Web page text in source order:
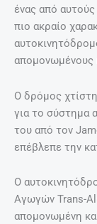
ένας από αυτούς
πιο ακραίο
απομονωμένους
Ο δρόμος
για το σύστημα
του από τον
επέβλεπε την
Ο
Αγωγών Trans-
απομονωμένη